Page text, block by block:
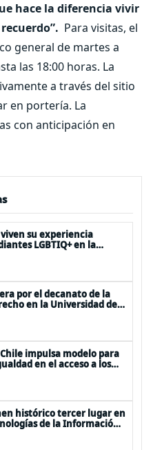
hace la diferencia vivir
Para visitas, el
general de martes a
las 18:00 horas. La
a través del sitio
en portería. La
con anticipación en
viven su experiencia
LGBTIQ+ en la
por el decanato de la
en la Universidad de
impulsa modelo para
en el acceso a los
plan de formación
media
histórico tercer lugar en
de la Información